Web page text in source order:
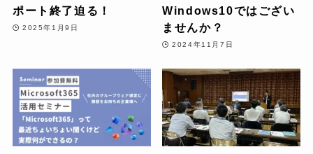
ポート終了迫る！
2025年1月9日
Windows10ではござい
ませんか？
2024年11月7日